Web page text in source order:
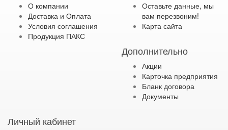
О компании
Доставка и Оплата
Условия соглашения
Продукция ПАКС
Оставьте данные, мы
вам перезвоним!
Карта сайта
Дополнительно
Акции
Карточка предприятия
Бланк договора
Документы
Личный кабинет